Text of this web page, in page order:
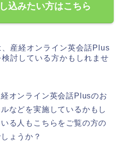
込みたい方はこちら
産経オンライン英会話Plus
討している方かもしれませ
オンライン英会話Plusのお
などを実施しているかもし
る人もこちらをご覧の方の
ょうか？